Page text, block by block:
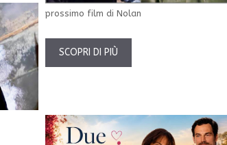
prossimo film di Nolan
SCOPRI DI PIÙ